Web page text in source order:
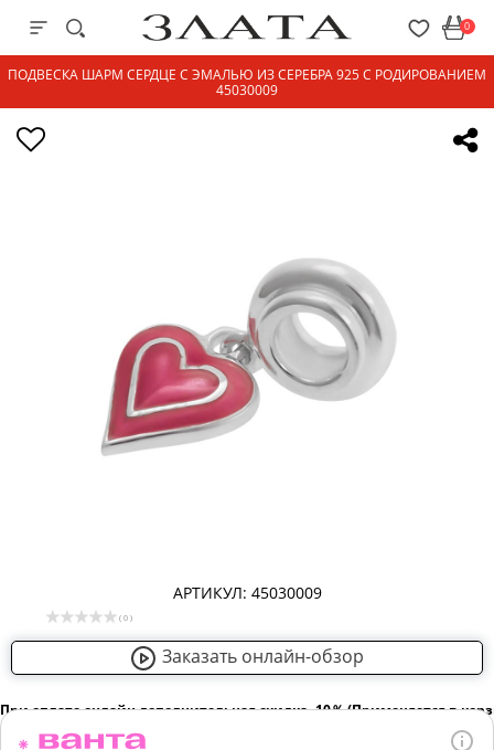
0
ПОДВЕСКА ШАРМ СЕРДЦЕ С ЭМАЛЬЮ ИЗ СЕРЕБРА 925 С РОДИРОВАНИЕМ
45030009
АРТИКУЛ: 45030009
( 0 )
Заказать онлайн-обзор
При оплате онлайн дополнительная скидка -10％ (Применяется в